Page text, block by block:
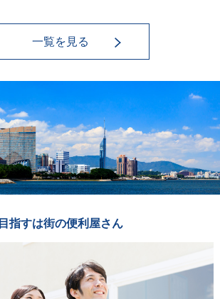
一覧を見る
目指すは街の便利屋さん